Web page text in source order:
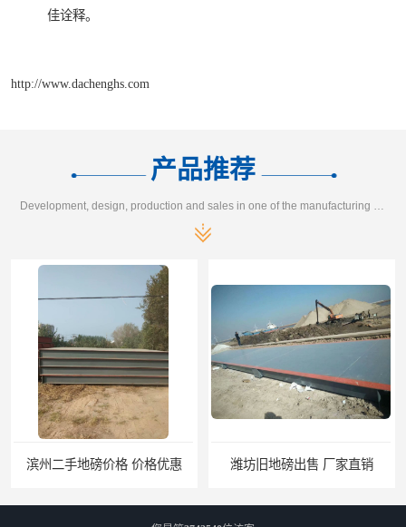
佳诠释。
http://www.dachenghs.com
产品推荐
滨州二手地磅价格 价格优惠 潍坊旧地磅出售 厂家直销